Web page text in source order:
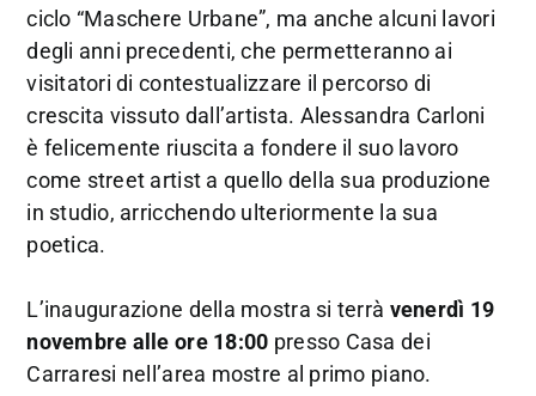
ciclo “Maschere Urbane”, ma anche alcuni lavori
degli anni precedenti, che permetteranno ai
visitatori di contestualizzare il percorso di
crescita vissuto dall’artista. Alessandra Carloni
è felicemente riuscita a fondere il suo lavoro
come street artist a quello della sua produzione
in studio, arricchendo ulteriormente la sua
poetica.
L’inaugurazione della mostra si terrà venerdì 19
novembre alle ore 18:00 presso Casa dei
Carraresi nell’area mostre al primo piano.